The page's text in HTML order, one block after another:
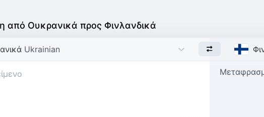
από Ουκρανικά προς Φινλανδικά
Ukrainian